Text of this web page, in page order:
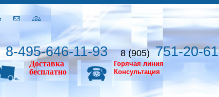
8-495-646-11-93 8 (905) 751-20-61
Доставка
бесплатно
Горячая линия
Консультация